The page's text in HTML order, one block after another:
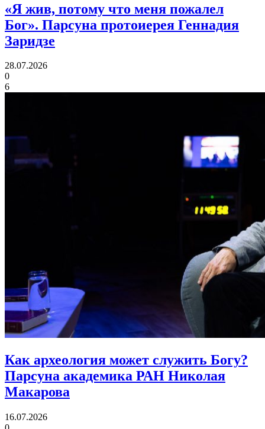
«Я жив, потому что меня пожалел
Бог». Парсуна протоиерея Геннадия
Заридзе
28.07.2026
0
6
Как археология может служить Богу?
Парсуна академика РАН Николая
Макарова
16.07.2026